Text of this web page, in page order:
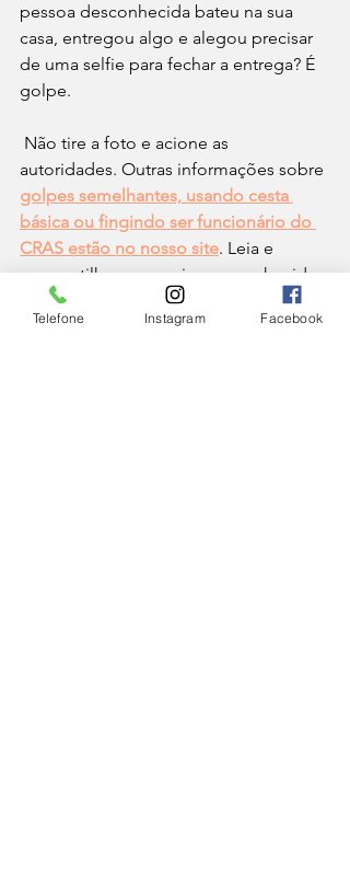
pessoa desconhecida bateu na sua
casa, entregou algo e alegou precisar
de uma selfie para fechar a entrega? É
golpe.
autoridades. Outras informações sobre
golpes semelhantes, usando cesta
básica ou fingindo ser funcionário do
CRAS estão no nosso site. Leia e
compartilhe com amigos e conhecidos.
CIDADETelefone Instagram Facebook